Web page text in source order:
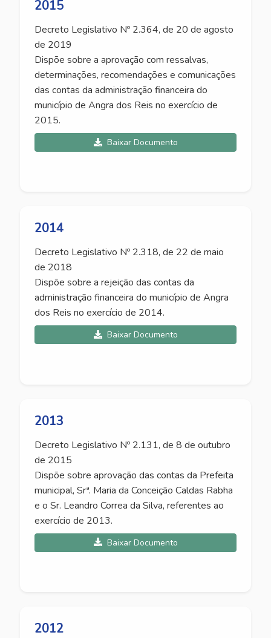
2015
Decreto Legislativo Nº 2.364, de 20 de agosto
de 2019
Dispõe sobre a aprovação com ressalvas,
determinações, recomendações e comunicações
das contas da administração financeira do
município de Angra dos Reis no exercício de
2015.
Baixar Documento
2014
Decreto Legislativo Nº 2.318, de 22 de maio
de 2018
Dispõe sobre a rejeição das contas da
administração financeira do município de Angra
dos Reis no exercício de 2014.
Baixar Documento
2013
Decreto Legislativo Nº 2.131, de 8 de outubro
de 2015
Dispõe sobre aprovação das contas da Prefeita
municipal, Srª. Maria da Conceição Caldas Rabha
e o Sr. Leandro Correa da Silva, referentes ao
exercício de 2013.
Baixar Documento
2012